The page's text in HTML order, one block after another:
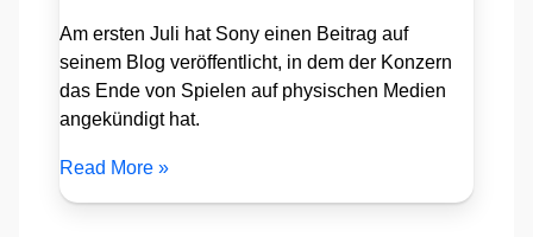
Am ersten Juli hat Sony einen Beitrag auf
seinem Blog veröffentlicht, in dem der Konzern
das Ende von Spielen auf physischen Medien
angekündigt hat.
Read More »